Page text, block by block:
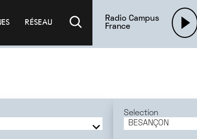
RÉSEAU
Radio Campus
France
Selection
BESANÇON